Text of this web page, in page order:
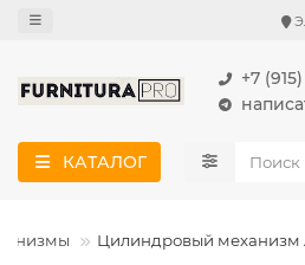
+7
КАТАЛОГ
Цилиндровый механизм